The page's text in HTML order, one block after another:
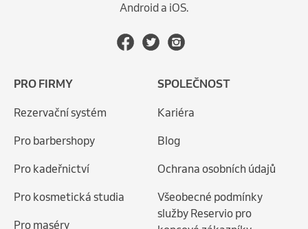
Android a iOS.
PRO FIRMY
Rezervační systém
Pro barbershopy
Pro kadeřnictví
Pro kosmetická studia
Pro maséry
SPOLEČNOST
Kariéra
Blog
Ochrana osobních údajů
Všeobecné podmínky
služby Reservio pro